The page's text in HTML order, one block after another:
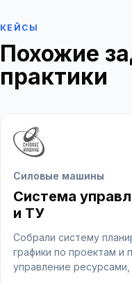
КЕЙСЫ
Похожие
практики
Силовые машины
Система
и ТУ
Собрали систему
графики по проектам и
управление